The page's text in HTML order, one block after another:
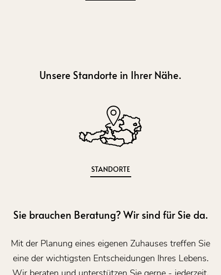
Unsere Standorte in Ihrer Nähe.
STANDORTE
Sie brauchen Beratung? Wir sind für Sie da.
Mit der Planung eines eigenen Zuhauses treffen Sie
eine der wichtigsten Entscheidungen Ihres Lebens.